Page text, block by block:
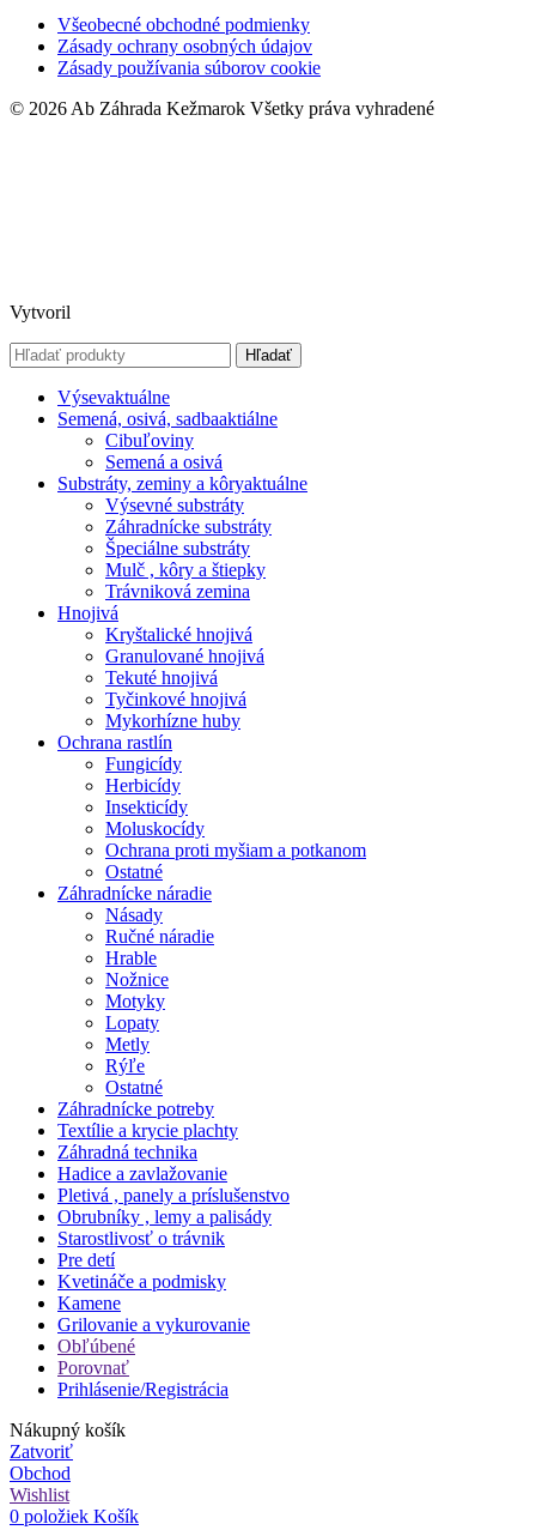
Všeobecné obchodné podmienky
Zásady ochrany osobných údajov
Zásady používania súborov cookie
© 2026 Ab Záhrada Kežmarok Všetky práva vyhradené
Vytvoril
Hľadať
Výsevaktuálne
Semená, osivá, sadbaaktiálne
Cibuľoviny
Semená a osivá
Substráty, zeminy a kôryaktuálne
Výsevné substráty
Záhradnícke substráty
Špeciálne substráty
Mulč , kôry a štiepky
Trávniková zemina
Hnojivá
Kryštalické hnojivá
Granulované hnojivá
Tekuté hnojivá
Tyčinkové hnojivá
Mykorhízne huby
Ochrana rastlín
Fungicídy
Herbicídy
Insekticídy
Moluskocídy
Ochrana proti myšiam a potkanom
Ostatné
Záhradnícke náradie
Násady
Ručné náradie
Hrable
Nožnice
Motyky
Lopaty
Metly
Rýľe
Ostatné
Záhradnícke potreby
Textílie a krycie plachty
Záhradná technika
Hadice a zavlažovanie
Pletivá , panely a príslušenstvo
Obrubníky , lemy a palisády
Starostlivosť o trávnik
Pre detí
Kvetináče a podmisky
Kamene
Grilovanie a vykurovanie
Obľúbené
Porovnať
Prihlásenie/Registrácia
Nákupný košík
Zatvoriť
Obchod
Wishlist
0 položiek Košík